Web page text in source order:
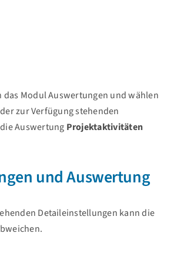
das ModulAuswertungen und wählen
zur Verfügung stehenden
Auswertung Projektaktivitäten
und Auswertung
Detaileinstellungen kann die